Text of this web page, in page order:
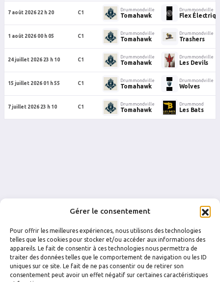
Gérer le consentement
Pour offrir les meilleures expériences, nous utilisons des technologies
telles que les cookies pour stocker et/ou accéder aux informations des
appareils. Le fait de consentir à ces technologies nous permettra de
traiter des données telles que le comportement de navigation ou les ID
uniques sur ce site. Le fait de ne pas consentir ou de retirer son
consentement peut avoir un effet négatif sur certaines caractéristiques
7 août 2026 22 h 20 C1
Drummondville
Tomahawk
Drummondville
Flex
1 août 2026 00 h 05 C1
Drummondville
Tomahawk
Drummondville
Trashers
24 juillet 2026 23 h 10 C1
Drummondville
Tomahawk
Drummondville
Les Devils
15 juillet 2026 01 h 55 C1
Drummondville
Tomahawk
Drummondville
Wolves
7 juillet 2026 23 h 10 C1
Drummondville
Tomahawk
Drummond
Les Bats
FACEBOOK INSTAGRAM